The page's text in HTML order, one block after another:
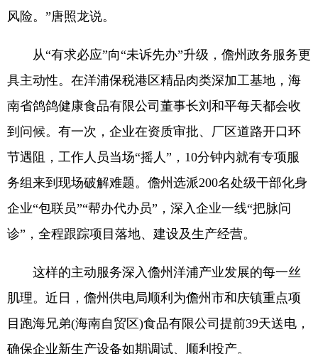
风险。”唐照龙说。
从“有求必应”向“未诉先办”升级，儋州政务服务更
具主动性。在洋浦保税港区精品肉类深加工基地，海
南省鸽鸽健康食品有限公司董事长刘和平每天都会收
到问候。有一次，企业在资质审批、厂区道路开口环
节遇阻，工作人员当场“摇人”，10分钟内就有专项服
务组来到现场破解难题。儋州选派200名处级干部化身
企业“包联员”“帮办代办员”，深入企业一线“把脉问
诊”，全程跟踪项目落地、建设及生产经营。
这样的主动服务深入儋州洋浦产业发展的每一丝
肌理。近日，儋州供电局顺利为儋州市和庆镇重点项
目跑海兄弟(海南自贸区)食品有限公司提前39天送电，
确保企业新生产设备如期调试、顺利投产。